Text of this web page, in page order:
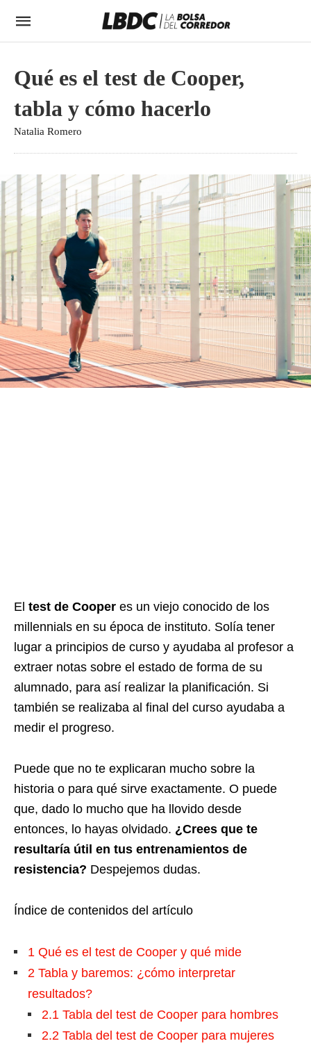
Qué es el test de Cooper,
tabla y cómo hacerlo
Natalia Romero
El test de Cooper es un viejo conocido de los
millennials en su época de instituto. Solía tener
lugar a principios de curso y ayudaba al profesor a
extraer notas sobre el estado de forma de su
alumnado, para así realizar la planificación. Si
también se realizaba al final del curso ayudaba a
medir el progreso.
Puede que no te explicaran mucho sobre la
historia o para qué sirve exactamente. O puede
que, dado lo mucho que ha llovido desde
entonces, lo hayas olvidado. ¿Crees que te
resultaría útil en tus entrenamientos de
resistencia? Despejemos dudas.
Índice de contenidos del artículo
1 Qué es el test de Cooper y qué mide
2 Tabla y baremos: ¿cómo interpretar
resultados?
2.1 Tabla del test de Cooper para hombres
2.2 Tabla del test de Cooper para mujeres